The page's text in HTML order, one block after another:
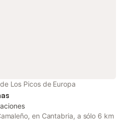
Los Picos de Europa
en Cantabria, a sólo 6 km